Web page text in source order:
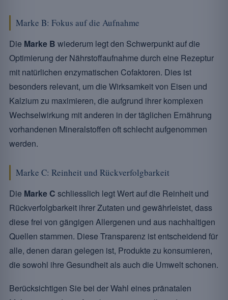
Marke B: Fokus auf die Aufnahme
Die Marke B wiederum legt den Schwerpunkt auf die
Optimierung der Nährstoffaufnahme durch eine Rezeptur
mit natürlichen enzymatischen Cofaktoren. Dies ist
besonders relevant, um die Wirksamkeit von Eisen und
Kalzium zu maximieren, die aufgrund ihrer komplexen
Wechselwirkung mit anderen in der täglichen Ernährung
vorhandenen Mineralstoffen oft schlecht aufgenommen
werden.
Marke C: Reinheit und Rückverfolgbarkeit
Die Marke C schliesslich legt Wert auf die Reinheit und
Rückverfolgbarkeit ihrer Zutaten und gewährleistet, dass
diese frei von gängigen Allergenen und aus nachhaltigen
Quellen stammen. Diese Transparenz ist entscheidend für
alle, denen daran gelegen ist, Produkte zu konsumieren,
die sowohl ihre Gesundheit als auch die Umwelt schonen.
Berücksichtigen Sie bei der Wahl eines pränatalen